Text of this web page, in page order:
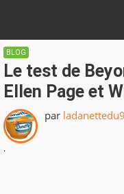
BLOG
Le test de
Ellen Page et
par
.